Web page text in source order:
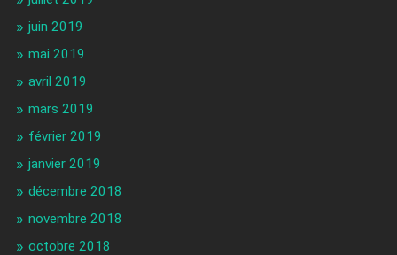
juin 2019
mai 2019
avril 2019
mars 2019
février 2019
janvier 2019
décembre 2018
novembre 2018
octobre 2018